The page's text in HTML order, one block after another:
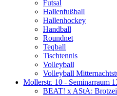
Futsal
Hallenfußball
Hallenhockey
Handball
Roundnet
Teqball
Tischtennis
Volleyball
Volleyball
Mollerstr. 10 - Seminarraum
BEAT! x AStA: